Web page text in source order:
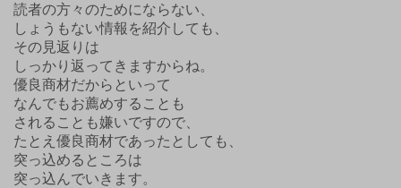
読者の方々のためにならない、
しょうもない情報を紹介しても、
その見返りは
しっかり返ってきますからね。
優良商材だからといって
なんでもお薦めすることも
されることも嫌いですので、
たとえ優良商材であったとしても、
突っ込めるところは
突っ込んでいきます。